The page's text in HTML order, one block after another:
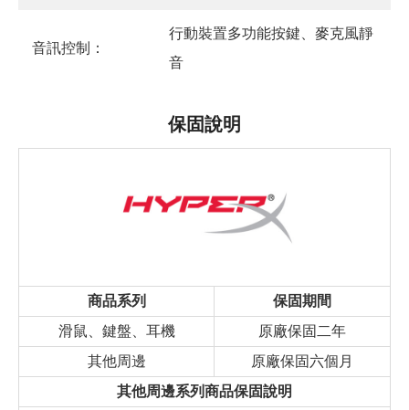
音訊控制：
行動裝置多功能按鍵、麥克風靜
音
保固說明
商品系列
保固期間
滑鼠、鍵盤、耳機
原廠保固二年
其他周邊
原廠保固六個月
其他周邊系列商品保固說明